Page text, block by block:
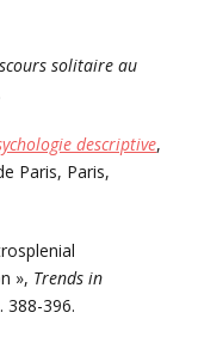
solitaire au
descriptive,
Paris, Paris,
», Trends in
388-396.